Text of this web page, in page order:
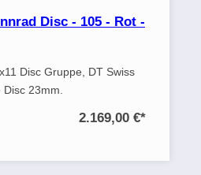
Disc - 105 - Rot -
Disc Gruppe, DT Swiss
23mm.
2.169,00 €*